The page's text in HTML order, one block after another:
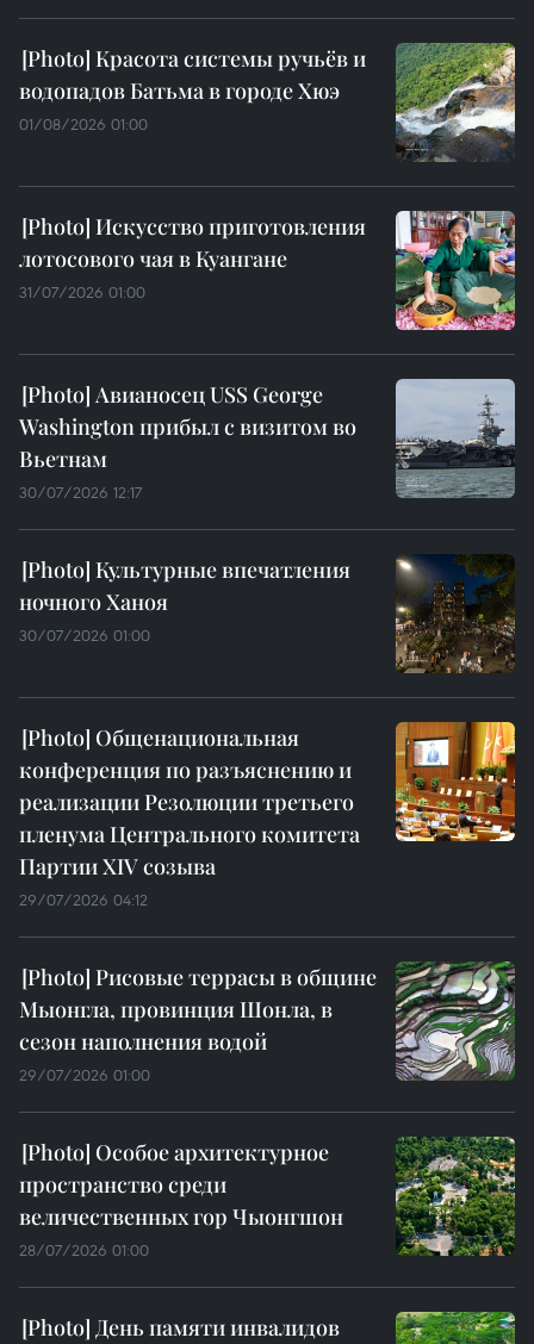
Красота системы ручьёв и
водопадов Батьма в городе Хюэ
01/08/2026 01:00
Искусство приготовления
лотосового чая в Куангане
31/07/2026 01:00
Авианосец USS George
Washington прибыл с визитом во
Вьетнам
30/07/2026 12:17
Культурные впечатления
ночного Ханоя
30/07/2026 01:00
Общенациональная
конференция по разъяснению и
реализации Резолюции третьего
пленума Центрального комитета
Партии XIV созыва
29/07/2026 04:12
Рисовые террасы в общине
Мыонгла, провинция Шонла, в
сезон наполнения водой
29/07/2026 01:00
Особое архитектурное
пространство среди
величественных гор Чыонгшон
28/07/2026 01:00
День памяти инвалидов